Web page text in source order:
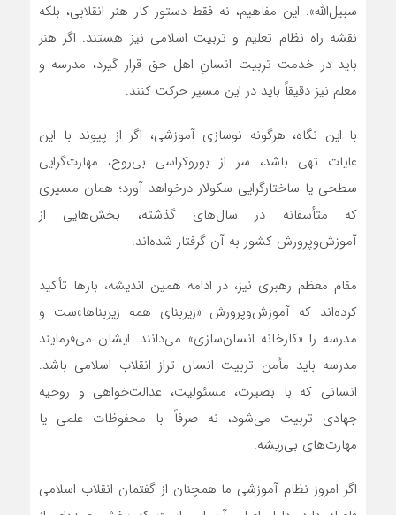
سبیل‌الله». این مفاهیم، نه فقط دستور کار هنر انقلابی، بلکه
نقشه راه نظام تعلیم و تربیت اسلامی نیز هستند. اگر هنر
باید در خدمت تربیت انسانِ اهل حق قرار گیرد، مدرسه و
معلم نیز دقیقاً باید در این مسیر حرکت کنند.
با این نگاه، هرگونه نوسازی آموزشی، اگر از پیوند با این
غایات تهی باشد، سر از بوروکراسی بی‌روح، مهارت‌گرایی
سطحی یا ساختارگرایی سکولار درخواهد آورد؛ همان مسیری
که متأسفانه در سال‌های گذشته، بخش‌هایی از
آموزش‌وپرورش کشور به آن گرفتار شده‌اند.
مقام معظم رهبری نیز، در ادامه همین اندیشه، بارها تأکید
کرده‌اند که آموزش‌وپرورش «زیربنای همه زیربناها»ست و
مدرسه را «کارخانه انسان‌سازی» می‌دانند. ایشان می‌فرمایند
مدرسه باید مأمن تربیت انسان تراز انقلاب اسلامی باشد.
انسانی که با بصیرت، مسئولیت، عدالت‌خواهی و روحیه
جهادی تربیت می‌شود، نه صرفاً با محفوظات علمی یا
مهارت‌های بی‌ریشه.
اگر امروز نظام آموزشی ما همچنان از گفتمان انقلاب اسلامی